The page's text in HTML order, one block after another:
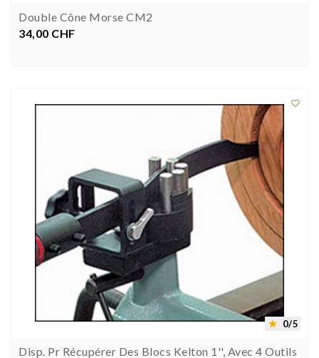
Double Cône Morse CM2
Prix
34,00 CHF

 0/5
Disp. Pr Récupérer Des Blocs Kelton 1'', Avec 4 Outils